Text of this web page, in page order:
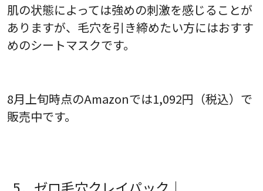
肌の状態によっては強めの刺激を感じることが
ありますが、毛穴を引き締めたい方にはおすす
めのシートマスクです。
8月上旬時点のAmazonでは1,092円（税込）で
販売中です。